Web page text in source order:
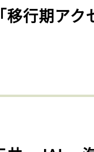
移行期アク